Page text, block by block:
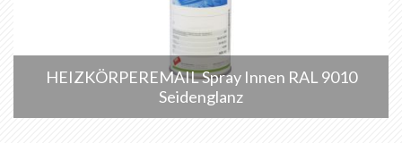
HEIZKÖRPEREMAIL Spray Innen RAL 9010
Seidenglanz